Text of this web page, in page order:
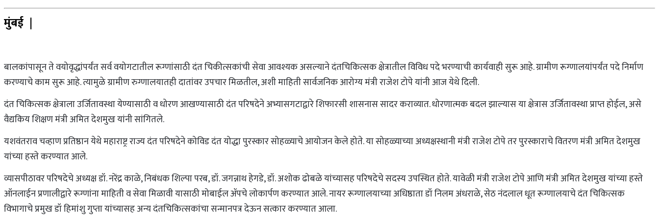
मुंबई |
बालकांपासून ते वयोवृद्धांपर्यंत सर्व वयोगटातील रूग्णांसाठी दंत चिकीत्सकांची सेवा आवश्यक असल्याने दंतचिकित्सक क्षेत्रातील विविध पदे भरण्याची कार्यवाही सुरू आहे. ग्रामीण रूग्णालयांपर्यंत पदे निर्माण
करण्याचे काम सुरू आहे. त्यामुळे ग्रामीण रुग्णालयातही दातांवर उपचार मिळतील, अशी माहिती सार्वजनिक आरोग्य मंत्री राजेश टोपे यांनी आज येथे दिली.
दंत चिकित्सक क्षेत्राला उर्जितावस्था येण्यासाठी व धोरण आखण्यासाठी दंत परिषदेने अभ्यासगटाद्वारे शिफारसी शासनास सादर कराव्यात. धोरणात्मक बदल झाल्यास या क्षेत्रास उर्जितावस्था प्राप्त होईल, असे
वैद्यकिय शिक्षण मंत्री अमित देशमुख यांनी सांगितले.
यशवंतराव चव्हाण प्रतिष्ठान येथे महाराष्ट्र राज्य दंत परिषदेने कोविड दंत योद्धा पुरस्कार सोहळ्याचे आयोजन केले होते. या सोहळ्याच्या अध्यक्षस्थानी मंत्री राजेश टोपे तर पुरस्काराचे वितरण मंत्री अमित देशमुख
यांच्या हस्ते करण्यात आले.
व्यासपीठावर परिषदेचे अध्यक्ष डॉ. नरेंद्र काळे, निबंधक शिल्पा परब, डॉ. जगन्नाथ हेगडे, डॉ. अशोक ढोबळे यांच्यासह परिषदेचे सदस्य उपस्थित होते. यावेळी मंत्री राजेश टोपे आणि मंत्री अमित देशमुख यांच्या हस्ते
ऑनलाईन प्रणालीद्वारे रूग्णांना माहिती व सेवा मिळावी यासाठी मोबाईल ॲपचे लोकार्पण करण्यात आले. नायर रूग्णालयाच्या अधिष्ठाता डॉ निलम अंधराळे, सेठ नंदलाल धूत रूग्णालयाचे दंत चिकित्सक
विभागाचे प्रमुख डॉ हिमांशु गुप्ता यांच्यासह अन्य दंतचिकित्सकांचा सन्मानपत्र देऊन सत्कार करण्यात आला.